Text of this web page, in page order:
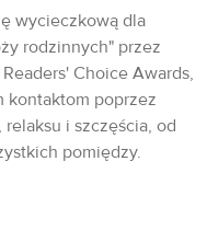
wycieczkową dla
rodzinnych" przez
Choice Awards,
kontaktom poprzez
i szczęścia, od
pomiędzy.